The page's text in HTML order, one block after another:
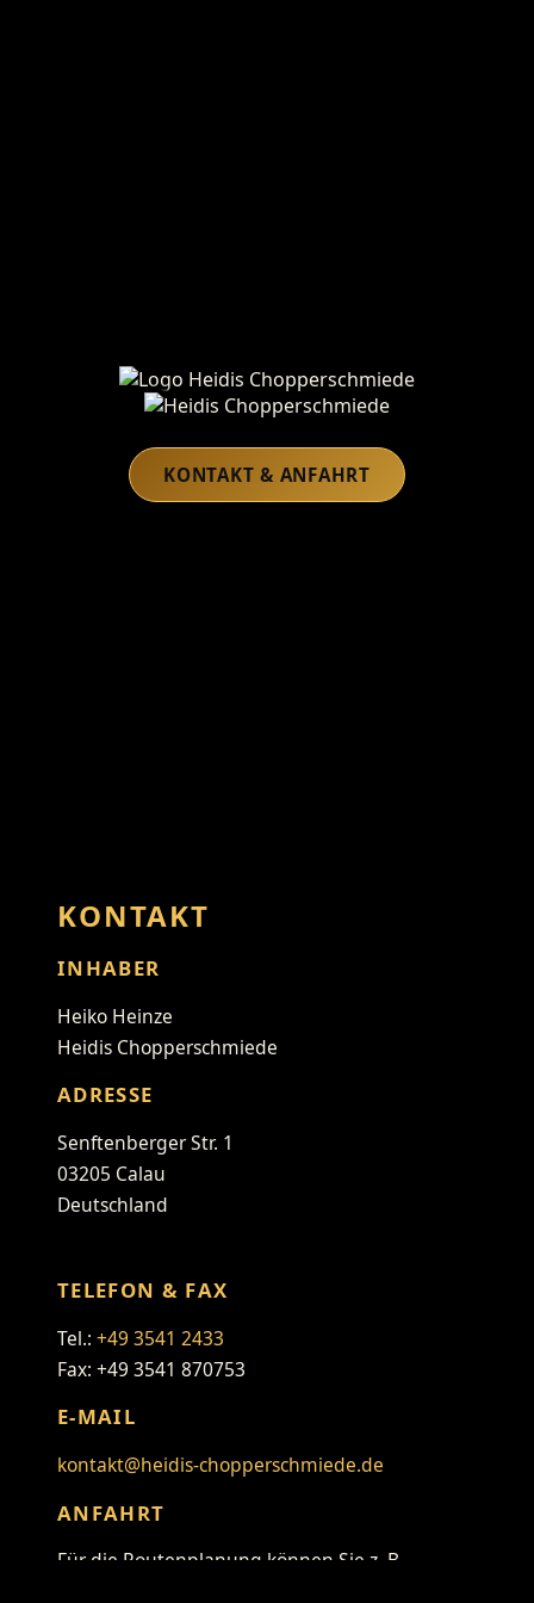
Heidis Chopperschmiede
KONTAKT & ANFAHRT
KONTAKT
INHABER
Heiko Heinze
Heidis Chopperschmiede
ADRESSE
Senftenberger Str. 1
03205 Calau
Deutschland
TELEFON & FAX
Tel.: +49 3541 2433
Fax: +49 3541 870753
E-MAIL
kontakt@heidis-chopperschmiede.de
ANFAHRT
Für die Routenplanung können Sie z. B.